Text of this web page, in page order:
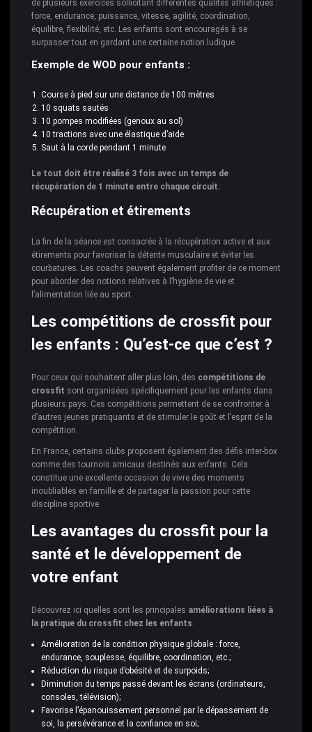
de plusieurs exercices sollicitant différentes qualités athlétiques :
force, endurance, puissance, vitesse, agilité, coordination,
équilibre, flexibilité, etc. Les enfants sont encouragés à se
surpasser tout en gardant une certaine notion ludique.
Exemple de WOD pour enfants :
Course à pied sur une distance de 100 mètres
10 squats sautés
10 pompes modifiées (genoux au sol)
10 tractions avec une élastique d’aide
Saut à la corde pendant 1 minute
Le tout doit être réalisé 3 fois avec un temps de
récupération de 1 minute entre chaque circuit.
Récupération et étirements
La fin de la séance est consacrée à la récupération active et aux
étirements pour favoriser la détente musculaire et éviter les
courbatures. Les coachs peuvent également profiter de ce moment
pour aborder des notions relatives à l’hygiène de vie et
l’alimentation liée au sport.
Les compétitions de crossfit pour
les enfants : Qu’est-ce que c’est ?
Pour ceux qui souhaitent aller plus loin, des compétitions de
crossfit sont organisées spécifiquement pour les enfants dans
plusieurs pays. Ces compétitions permettent de se confronter à
d’autres jeunes pratiquants et de stimuler le goût et l’esprit de la
compétition.
En France, certains clubs proposent également des défis inter-box
comme des tournois amicaux destinés aux enfants. Cela
constitue une excellente occasion de vivre des moments
inoubliables en famille et de partager la passion pour cette
discipline sportive.
Les avantages du crossfit pour la
santé et le développement de
votre enfant
Découvrez ici quelles sont les principales améliorations liées à
la pratique du crossfit chez les enfants.
Amélioration de la condition physique globale : force,
endurance, souplesse, équilibre, coordination, etc.;
Réduction du risque d’obésité et de surpoids;
Diminution du temps passé devant les écrans (ordinateurs,
consoles, télévision);
Favorise l’épanouissement personnel par le dépassement de
soi, la persévérance et la confiance en soi;